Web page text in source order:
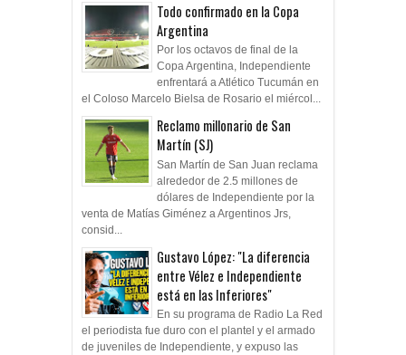
Todo confirmado en la Copa
Argentina
Por los octavos de final de la
Copa Argentina, Independiente
enfrentará a Atlético Tucumán en
el Coloso Marcelo Bielsa de Rosario el miércol...
Reclamo millonario de San
Martín (SJ)
San Martín de San Juan reclama
alrededor de 2.5 millones de
dólares de Independiente por la
venta de Matías Giménez a Argentinos Jrs,
consid...
Gustavo López: "La diferencia
entre Vélez e Independiente
está en las Inferiores"
En su programa de Radio La Red
el periodista fue duro con el plantel y el armado
de juveniles de Independiente, y expuso las